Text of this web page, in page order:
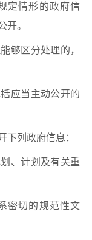
定情形的政府信
开。
够区分处理的，
应当主动公开的
下列政府信息：
、计划及有关重
密切的规范性文